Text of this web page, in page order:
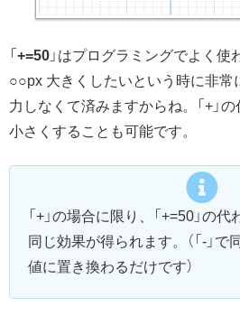
「 +=50 」はプログラミングでよく使
○○px 大きくしたいという時に非常
力しなくて済みますからね。「+」の
小さくすることも可能です。
「+」の場合に限り、「+=50」の代
同じ効果が得られます。（「-」
値に置き換わるだけです）